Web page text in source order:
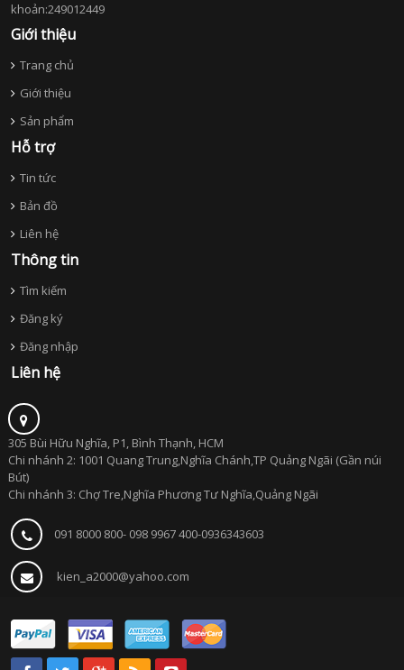
khoản:249012449
Giới thiệu
Trang chủ
Giới thiệu
Sản phẩm
Hỗ trợ
Tin tức
Bản đồ
Liên hệ
Thông tin
Tìm kiếm
Đăng ký
Đăng nhập
Liên hệ
305 Bùi Hữu Nghĩa, P1, Bình Thạnh, HCM
Chi nhánh 2: 1001 Quang Trung,Nghĩa Chánh,TP Quảng Ngãi (Gần núi
Bút)
Chi nhánh 3: Chợ Tre,Nghĩa Phương Tư Nghĩa,Quảng Ngãi
091 8000 800- 098 9967 400-0936343603
kien_a2000@yahoo.com